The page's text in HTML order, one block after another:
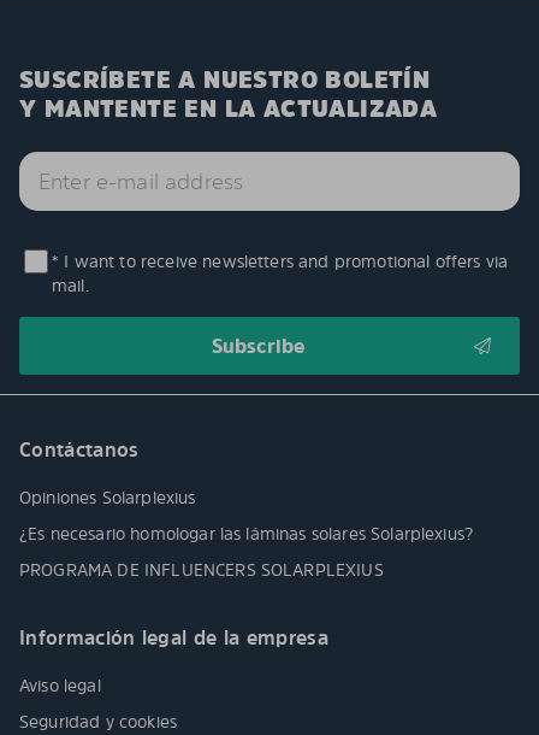
SUSCRÍBETE A NUESTRO BOLETÍN
Y MANTENTE EN LA ACTUALIZADA
* I want to receive newsletters and promotional offers via
mail.
Contáctanos
Opiniones Solarplexius
¿Es necesario homologar las láminas solares Solarplexius?
PROGRAMA DE INFLUENCERS SOLARPLEXIUS
Información legal de la empresa
Aviso legal
Seguridad y cookies